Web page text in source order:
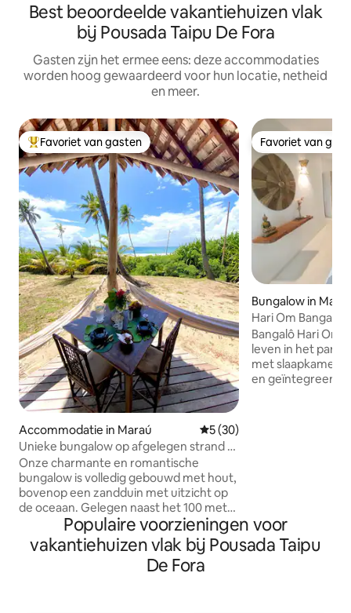
Best beoordeelde vakantiehuizen vlak
bij Pousada Taipu De Fora
Gasten zijn het ermee eens: deze accommodaties
worden hoog gewaardeerd voor hun locatie, netheid
en meer.
Topfavoriet van gasten
Favoriet van gasten
Accommodatie in Maraú Gemiddelde beoordeling
5 (30)
Unieke bungalow op afgelegen strand -
Ontbijt beschikbaar
Onze charmante en romantische
bungalow is volledig gebouwd met hout,
bovenop een zandduin met uitzicht op
de oceaan. Gelegen naast het 100 meter
lange pand aan de oceaan, Fazenda
Maison, een privégebied van 14 hectare
Airco opgesplitst Internet: wifi,
300 Mbps, glasvezel Dagelijkse
Favoriet van
Favoriet van
Bungalow in
Hari Om Bangalô
Bangalô Hari Om
leven in het
met slaapkamer,
en geïntegreerde
ondergaat kleine
seizoenen heen.
Populaire voorzieningen voor
vakantiehuizen vlak bij Pousada Taipu
De Fora